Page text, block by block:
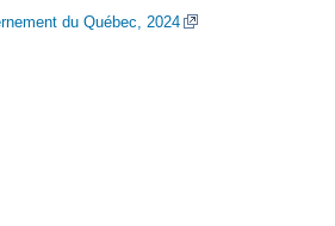
du Québec, 2024